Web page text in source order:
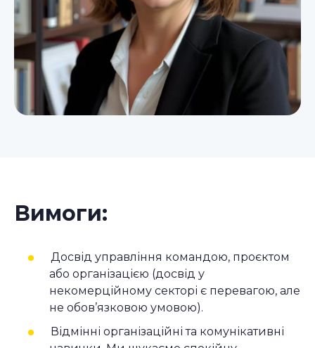
Вимоги:
Досвід управління командою, проєктом
або організацією (досвід у
некомерційному секторі є перевагою, але
не обов’язковою умовою).
Відмінні організаційні та комунікативні